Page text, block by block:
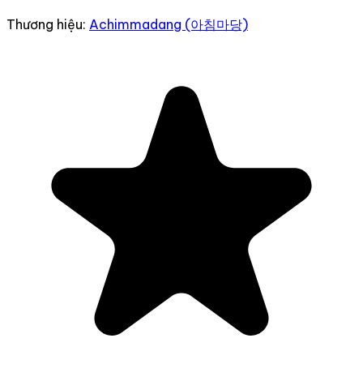
Thương hiệu: Achimmadang (아침마당)